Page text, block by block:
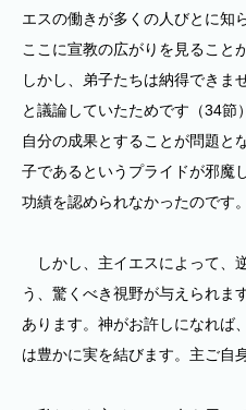
エスの働きが多くの人びとに知
ここに宣教の広がりを見ること
しかし、弟子たちは納得できま
と議論していたためです（34節
自分の成果とすることが問題と
子であるというプライドが邪魔
功績を認められなかったのです。
しかし、主イエスによって、
う、驚くべき視野が与えられま
あります。神がお許しになれば
は豊かに実を結びます。主ご自